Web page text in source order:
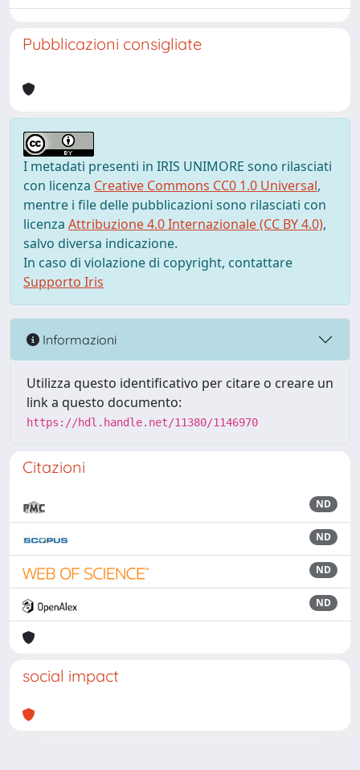
Pubblicazioni consigliate
I metadati presenti in IRIS UNIMORE sono rilasciati
con licenza Creative Commons CC0 1.0 Universal,
mentre i file delle pubblicazioni sono rilasciati con
licenza Attribuzione 4.0 Internazionale (CC BY 4.0),
salvo diversa indicazione.
In caso di violazione di copyright, contattare
Supporto Iris
Informazioni
Utilizza questo identificativo per citare o creare un
link a questo documento:
https://hdl.handle.net/11380/1146970
Citazioni
ND
ND
ND
ND
social impact